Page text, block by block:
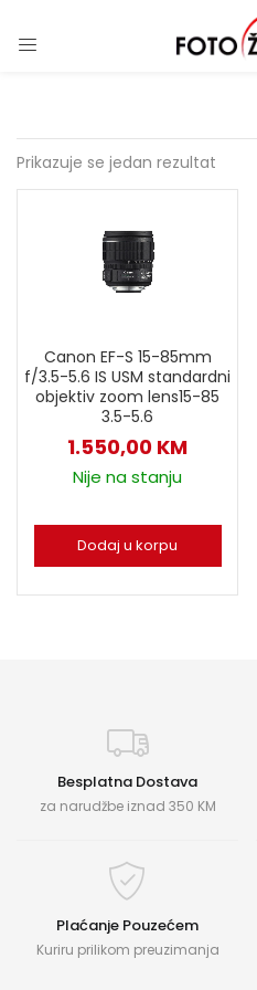
Prikazuje se jedan rezultat
Canon EF-S 15-85mm
f/3.5-5.6 IS USM standardni
objektiv zoom lens15-85
3.5-5.6
1.550,00 KM
Nije na stanju
Dodaj u korpu
Besplatna Dostava
za narudžbe iznad 350 KM
Plaćanje Pouzećem
Kuriru prilikom preuzimanja